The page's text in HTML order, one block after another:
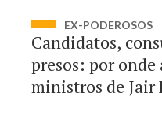
EX-PODEROSOS
Candidatos,
presos: por onde
ministros de Jair